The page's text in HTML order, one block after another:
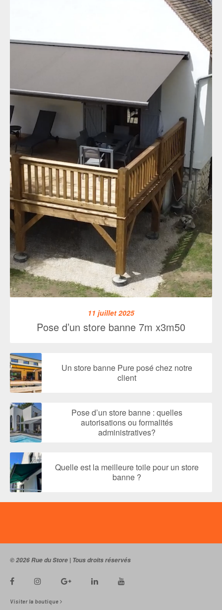
11 juillet 2025
Pose d’un store banne 7m x3m50
Un store banne Pure posé chez notre
client
Pose d’un store banne : quelles
autorisations ou formalités
administratives?
Quelle est la meilleure toile pour un store
banne ?
© 2026 Rue du Store | Tous droits réservés
Visiter la boutique